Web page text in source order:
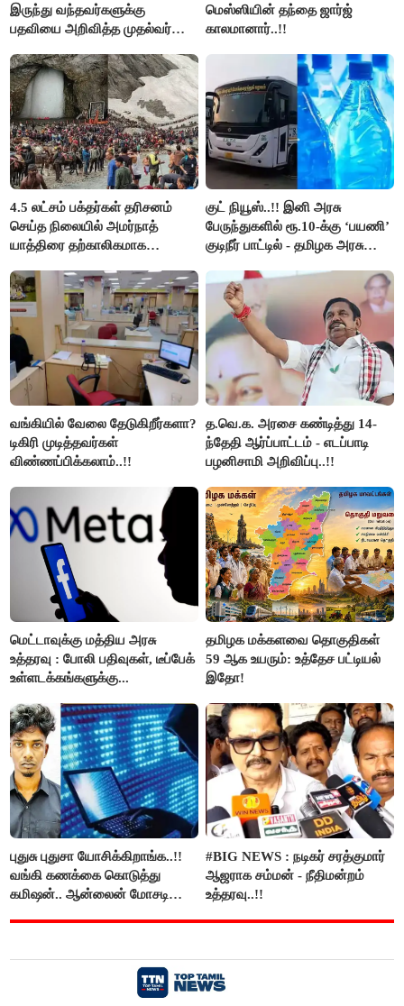
இருந்து வந்தவர்களுக்கு
பதவியை அறிவித்த முதல்வர்
மெஸ்ஸியின் தந்தை ஜார்ஜ்
காலமானார்..!!
4.5 லட்சம் பக்தர்கள் தரிசனம்
செய்த நிலையில் அமர்நாத்
யாத்திரை தற்காலிகமாக
குட் நியூஸ்..!! இனி அரசு
பேருந்துகளில் ரூ.10-க்கு ‘பயணி’
குடிநீர் பாட்டில் - தமிழக அரசு
வங்கியில் வேலை தேடுகிறீர்களா?
டிகிரி முடித்தவர்கள்
விண்ணப்பிக்கலாம்..!!
த.வெ.க. அரசை கண்டித்து 14-
ந்தேதி ஆர்ப்பாட்டம் - எடப்பாடி
பழனிசாமி அறிவிப்பு..!!
மெட்டாவுக்கு மத்திய அரசு
உத்தரவு : போலி பதிவுகள், டீப்பேக்
உள்ளடக்கங்களுக்கு...
தமிழக மக்களவை தொகுதிகள்
59 ஆக உயரும்: உத்தேச பட்டியல்
இதோ!
புதுசு புதுசா யோசிக்கிறாங்க..!!
வங்கி கணக்கை கொடுத்து
கமிஷன்.. ஆன்லைன் மோசடி
#BIG NEWS : நடிகர் சரத்குமார்
ஆஜராக சம்மன் - நீதிமன்றம்
உத்தரவு..!!